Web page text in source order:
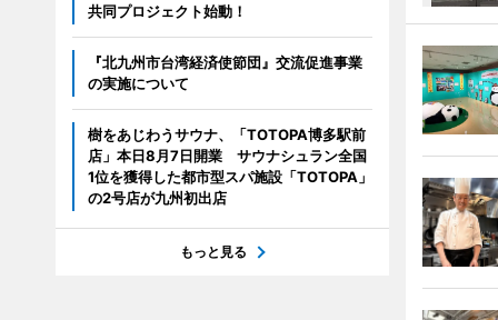
共同プロジェクト始動！
『北九州市台湾経済使節団』交流促進事業
の実施について
樹をあじわうサウナ、「TOTOPA博多駅前
店」本日8月7日開業 サウナシュラン全国
1位を獲得した都市型スパ施設「TOTOPA」
の2号店が九州初出店
もっと見る